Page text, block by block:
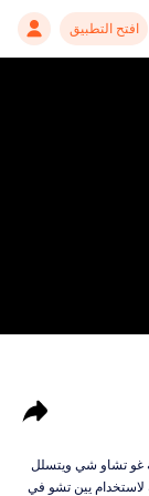
افتح التطبيق
غو تشاو شي ويتسلل
لاستخدام يين تشو في